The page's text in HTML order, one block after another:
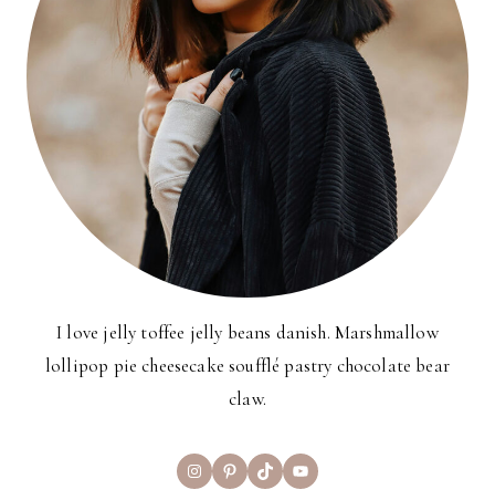
I love jelly toffee jelly beans danish. Marshmallow
lollipop pie cheesecake soufflé pastry chocolate bear
claw.
InstagramPinterest
TikTokYouTube